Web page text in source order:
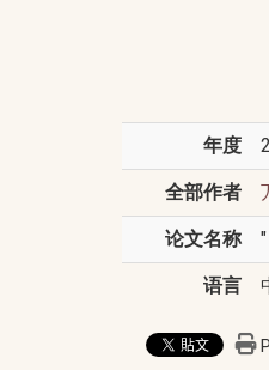
年度
全部作者
论文名称
语言